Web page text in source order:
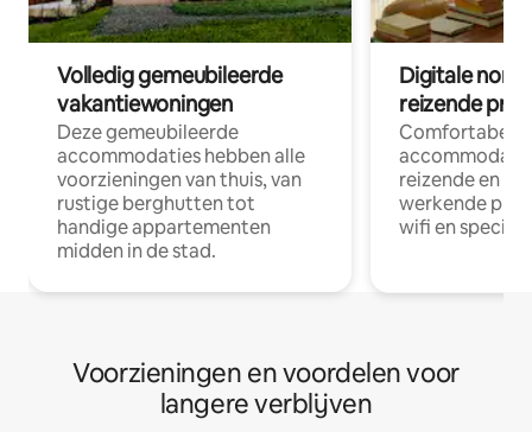
Volledig gemeubileerde
vakantiewoningen
Deze gemeubileerde
accommodaties hebben alle
voorzieningen van thuis, van
rustige berghutten tot
handige appartementen
midden in de stad.
Digitale
reizende
Comfortabele
reizende en
werkende
wifi en
Voorzieningen en voordelen voor
langere verblijven